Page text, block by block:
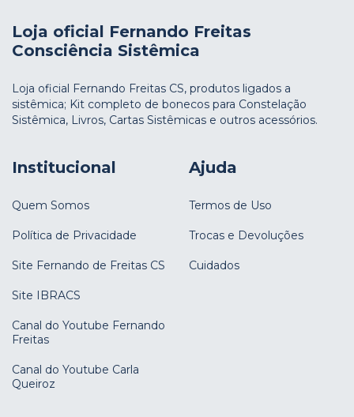
Loja oficial Fernando Freitas
Consciência Sistêmica
Loja oficial Fernando Freitas CS, produtos ligados a
sistêmica; Kit completo de bonecos para Constelação
Sistêmica, Livros, Cartas Sistêmicas e outros acessórios.
Institucional
Quem Somos
Política de Privacidade
Site Fernando de Freitas CS
Site IBRACS
Canal do Youtube Fernando
Freitas
Canal do Youtube Carla
Queiroz
Ajuda
Termos de Uso
Trocas e Devoluções
Cuidados